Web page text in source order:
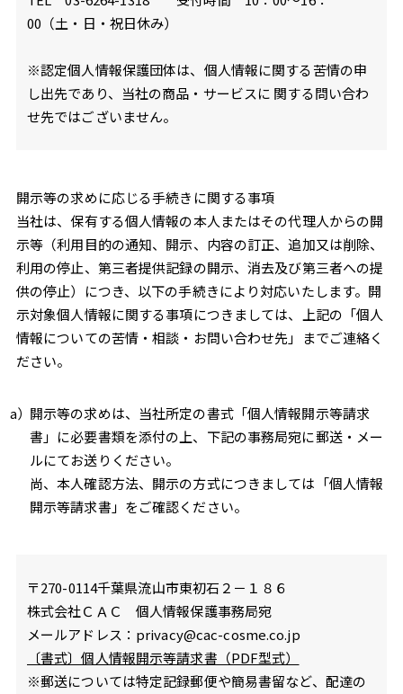
00（土・日・祝日休み）
※認定個人情報保護団体は、個人情報に関する苦情の申
し出先であり、当社の商品・サービスに 関する問い合わ
せ先ではございません。
開示等の求めに応じる手続きに関する事項
当社は、保有する個人情報の本人またはその代理人からの開
示等（利用目的の通知、開示、内容の訂正、追加又は削除、
利用の停止、第三者提供記録の開示、消去及び第三者への提
供の停止）につき、以下の手続きにより対応いたします。開
示対象個人情報に関する事項につきましては、上記の「個人
情報についての苦情・相談・お問い合わせ先」までご連絡く
ださい。
開示等の求めは、当社所定の書式「個人情報開示等請求
書」に必要書類を添付の上、下記の事務局宛に郵送・メー
ルにてお送りください。
尚、本人確認方法、開示の方式につきましては「個人情報
開示等請求書」をご確認ください。
〒270-0114千葉県流山市東初石２－１８６
株式会社ＣＡＣ 個人情報保護事務局宛
メールアドレス：privacy@cac-cosme.co.jp
〔書式〕個人情報開示等請求書（PDF型式）
※郵送については特定記録郵便や簡易書留など、配達の